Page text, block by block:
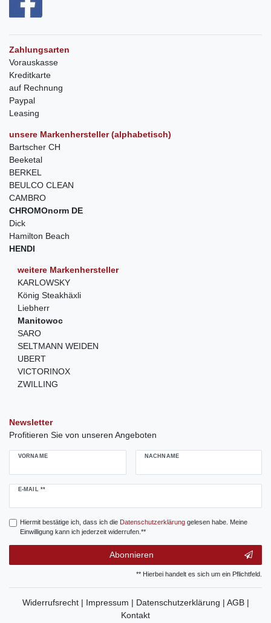
Zahlungsarten
Vorauskasse
Kreditkarte
auf Rechnung
Paypal
Leasing
unsere Markenhersteller (alphabetisch)
Bartscher CH
Beeketal
BERKEL
BEULCO CLEAN
CAMBRO
CHROMOnorm DE
Dick
Hamilton Beach
HENDI
weitere Markenhersteller
KARLOWSKY
König Steakhäxli
Liebherr
Manitowoc
SARO
SELTMANN WEIDEN
UBERT
VICTORINOX
ZWILLING
Newsletter
Profitieren Sie von unseren Angeboten
VORNAME NACHNAME
E-MAIL **
Newsletter
Hiermit bestätige ich, dass ich die Daten­schutz­erklärunggelesen habe. Meine
Einwilligung kann ich jederzeit widerrufen.**
Abonnieren
** Hierbei handelt es sich um ein Pflichtfeld.
Widerrufsrecht | Impressum | Datenschutzerklärung | AGB |
Kontakt